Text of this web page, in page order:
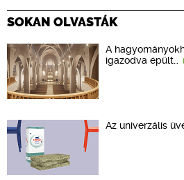
SOKAN OLVASTÁK
A
igazodva épült…
Az univerzális